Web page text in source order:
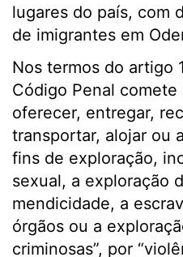
lugares do país, com
de imigrantes em
Nos termos do artigo
Código Penal comete
oferecer, entregar,
transportar, alojar ou
fins de exploração,
sexual, a exploração
mendicidade, a
órgãos ou a
criminosas”, por